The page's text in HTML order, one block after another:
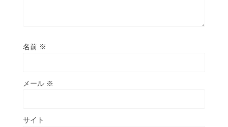
名前 ※
メール ※
サイト